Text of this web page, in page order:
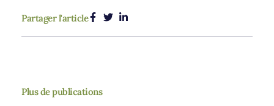
Partager l'article
Plus de publications